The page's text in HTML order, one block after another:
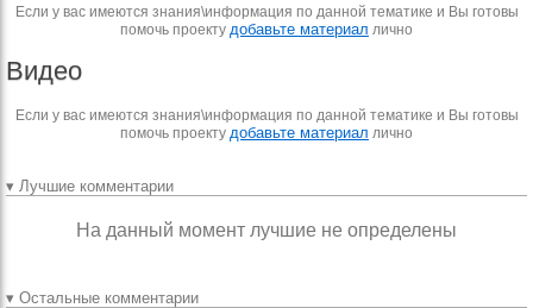
Если у вас имеются знания\информация по данной тематике и Вы готовы
помочь проекту добавьте материал лично
Видео
Если у вас имеются знания\информация по данной тематике и Вы готовы
помочь проекту добавьте материал лично
▾ Лучшие комментарии
На данный момент лучшие не определены
▾ Остальные комментарии